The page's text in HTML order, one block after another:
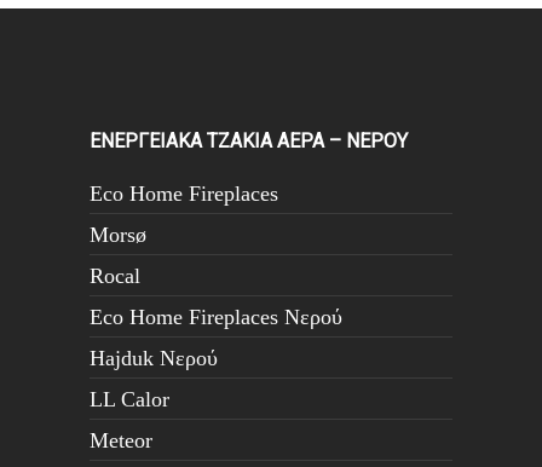
ΕΝΕΡΓΕΙΑΚΑ ΤΖΑΚΙΑ ΑΕΡΑ – ΝΕΡΟΥ
Eco Home Fireplaces
Morsø
Rocal
Eco Home Fireplaces Νερού
Hajduk Νερού
LL Calor
Meteor